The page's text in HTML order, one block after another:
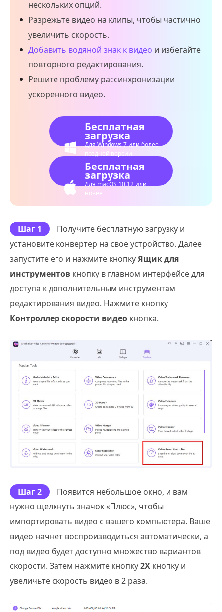
нескольких опций.
Разрежьте видео на клипы, чтобы частично
увеличить скорость.
Добавить водяной знак к видео и избегайте
повторного редактирования.
Решите проблему рассинхронизации
ускоренного видео.
Бесплатная
загрузка
Для Windows 7 или более
поздней версии
Бесплатная
загрузка
Для macOS 10.12 или
новее
Шаг 1
Получите бесплатную загрузку и
установите конвертер на свое устройство. Далее
запустите его и нажмите кнопкуЯщик для
инструментов кнопку в главном интерфейсе для
доступа к дополнительным инструментам
редактирования видео. Нажмите кнопку
Контроллер скорости видео кнопка.
Шаг 2
Появится небольшое окно, и вам
нужно щелкнуть значок «Плюс», чтобы
импортировать видео с вашего компьютера. Ваше
видео начнет воспроизводиться автоматически, а
под видео будет доступно множество вариантов
скорости. Затем нажмите кнопку2X кнопку и
увеличьте скорость видео в 2 раза.